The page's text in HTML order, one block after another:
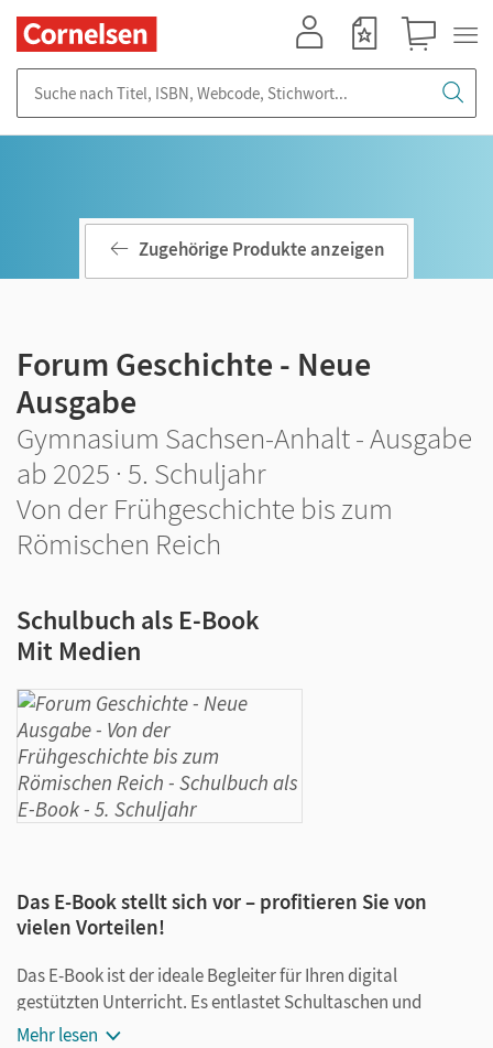
Zugehörige Produkte anzeigen
Forum Geschichte - Neue
Ausgabe
Gymnasium Sachsen-Anhalt - Ausgabe
ab 2025 · 5. Schuljahr
Von der Frühgeschichte bis zum
Römischen Reich
Schulbuch als E-Book
Mit Medien
Das E-Book stellt sich vor – profitieren Sie von
vielen Vorteilen!
Das E-Book ist der ideale Begleiter für Ihren digital
gestützten Unterricht. Es entlastet Schultaschen und
Rucksäcke und ist jederzeit unkompliziert verfügbar.
Mehr lesen